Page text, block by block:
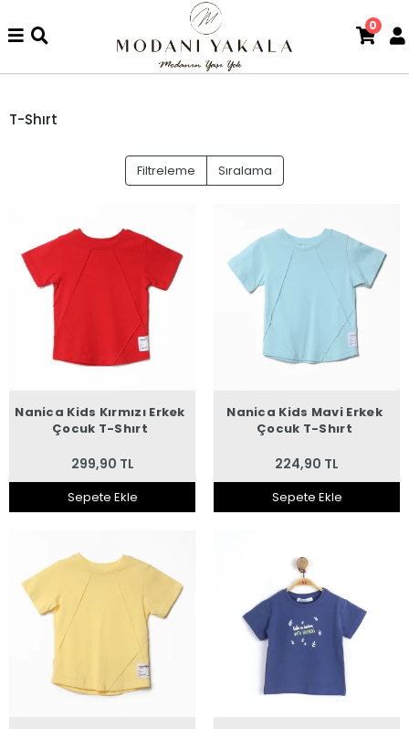
0
T-Shırt
Filtreleme Sıralama
Nanica Kids Kırmızı Erkek
Çocuk T-Shırt
299,90 TL
Sepete Ekle
Nanica Kids Mavi Erkek
Çocuk T-Shırt
224,90 TL
Sepete Ekle